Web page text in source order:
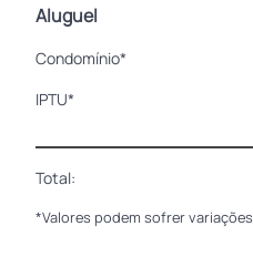
Aluguel
Condomínio*
IPTU*
Total:
*Valores podem sofrer variações